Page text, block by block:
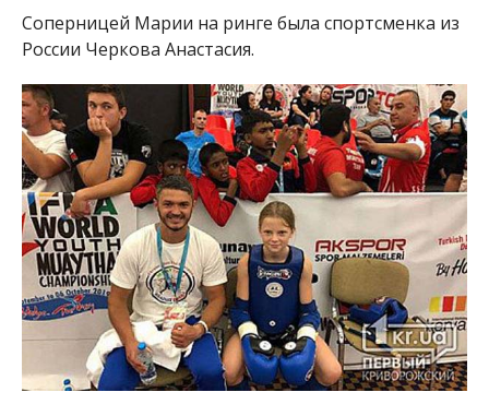
Соперницей Марии на ринге была спортсменка из
России Черкова Анастасия.